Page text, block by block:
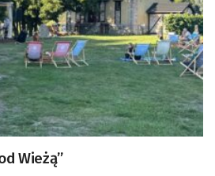
Wieżą”